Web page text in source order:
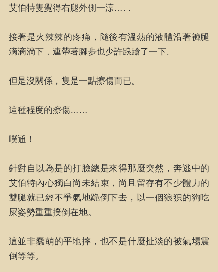
艾伯特隻覺得右腿外側一涼……
接著是火辣辣的疼痛，隨後有溫熱的液體沿著褲腿
滴滴淌下，連帶著腳步也少許踉蹌了一下。
但是沒關係，隻是一點擦傷而已。
這種程度的擦傷……
噗通！
針對自以為是的打臉總是來得那麼突然，奔逃中的
艾伯特內心獨白尚未結束，尚且留存有不少體力的
雙腿就已經不爭氣地跪倒下去，以一個狼狽的狗吃
屎姿勢重重撲倒在地。
這並非蠢萌的平地摔，也不是什麼扯淡的被氣場震
倒等等。